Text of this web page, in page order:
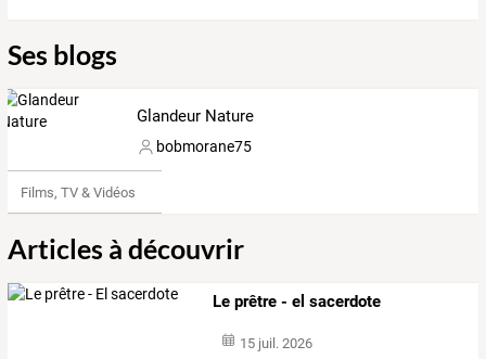
Ses blogs
Glandeur Nature
bobmorane75
Films, TV & Vidéos
Articles à découvrir
Le prêtre - el sacerdote
15 juil. 2026